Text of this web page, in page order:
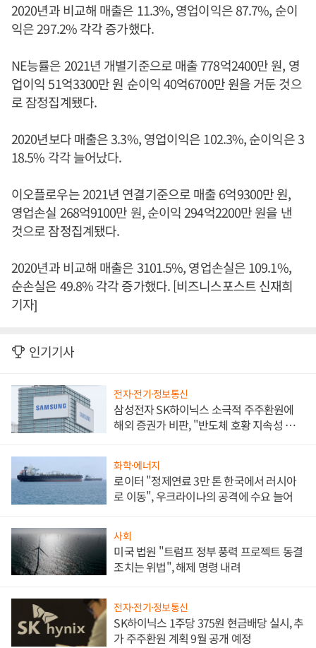
2020년과 비교해 매출은 11.3%, 영업이익은 87.7%, 순이
익은 297.2% 각각 증가했다.
NE능률은 2021년 개별기준으로 매출 778억2400만 원, 영
업이익 51억3300만 원 순이익 40억6700만 원을 거둔 것으
로 잠정집계됐다.
2020년보다 매출은 3.3%, 영업이익은 102.3%, 순이익은 3
18.5% 각각 늘어났다.
이오플로우는 2021년 연결기준으로 매출 6억9300만 원,
영업손실 268억9100만 원, 순이익 294억2200만 원을 낸
것으로 잠정집계됐다.
2020년과 비교해 매출은 3101.5%, 영업손실은 109.1%,
순손실은 49.8% 각각 증가했다. [비즈니스포스트 신재희
기자]
인기기사
전자·전기·정보통신
삼성전자 SK하이닉스 소극적 주주환원에
해외 증권가 비판, "반도체 호황 지속성 의
화학·에너지
로이터 "정제연료 3만 톤 한국에서 러시아
로 이동", 우크라이나의 공격에 수요 늘어
사회
미국 법원 "트럼프 정부 풍력 프로젝트 동결
조치는 위법", 해제 명령 내려
전자·전기·정보통신
SK하이닉스 1주당 375원 현금배당 실시, 추
가 주주환원 계획 9월 공개 예정